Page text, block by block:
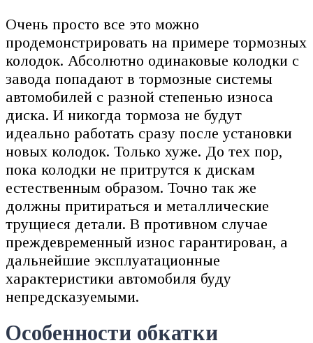
Очень просто все это можно
продемонстрировать на примере тормозных
колодок. Абсолютно одинаковые колодки с
завода попадают в тормозные системы
автомобилей с разной степенью износа
диска. И никогда тормоза не будут
идеально работать сразу после установки
новых колодок. Только хуже. До тех пор,
пока колодки не притрутся к дискам
естественным образом. Точно так же
должны притираться и металлические
трущиеся детали. В противном случае
преждевременный износ гарантирован, а
дальнейшие эксплуатационные
характеристики автомобиля буду
непредсказуемыми.
Особенности обкатки